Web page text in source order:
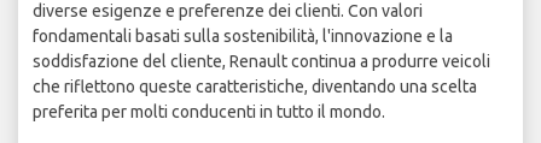
diverse esigenze e preferenze dei clienti. Con valori
fondamentali basati sulla sostenibilità, l'innovazione e la
soddisfazione del cliente, Renault continua a produrre veicoli
che riflettono queste caratteristiche, diventando una scelta
preferita per molti conducenti in tutto il mondo.